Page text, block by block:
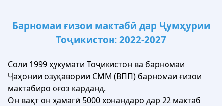
Барномаи ғизои мактабӣ дар Ҷумҳурии
Тоҷикистон: 2022-2027
Соли 1999 ҳукумати Тоҷикистон ва барномаи
Ҷаҳонии озуқавории СММ (ВПП) барномаи ғизои
мактабиро оғоз карданд.
Он вақт он ҳамагӣ 5000 хонандаро дар 22 мактаб